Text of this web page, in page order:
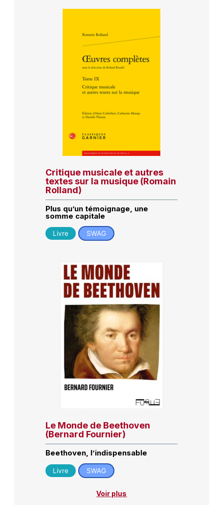
Critique musicale et autres
textes sur la musique (Romain
Rolland)
Plus qu’un témoignage, une
somme capitale
Livre SWAG
Le Monde de Beethoven
(Bernard Fournier)
Beethoven, l’indispensable
Livre SWAG
Voir plus